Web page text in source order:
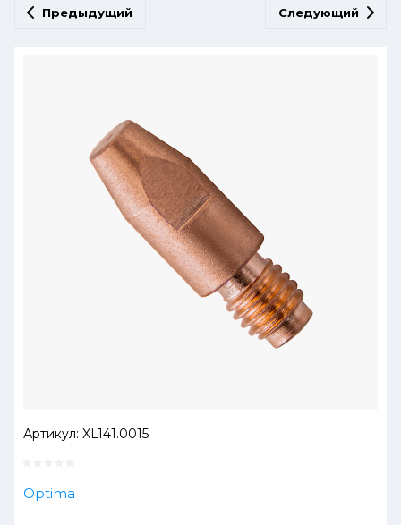
Предыдущий Следующий
Артикул: XL141.0015
Optima